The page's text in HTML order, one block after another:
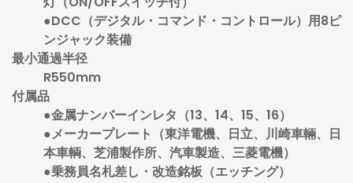
●DCC（デジタル・コマンド・コントロール）用8ピ
ンジャック装備
最小通過半径
R550mm
付属品
●金属ナンバーインレタ（13、14、15、16）
●メーカープレート（東洋電機、日立、川崎車輛、日
本車輌、芝浦製作所、汽車製造、三菱電機）
●乗務員名札差し・改造銘板（エッチング）